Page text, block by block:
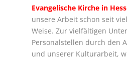
Evangelische Kirche in
unsere Arbeit schon seit
Weise. Zur vielfältigen
Personalstellen durch den
und unserer Kulturarbeit,